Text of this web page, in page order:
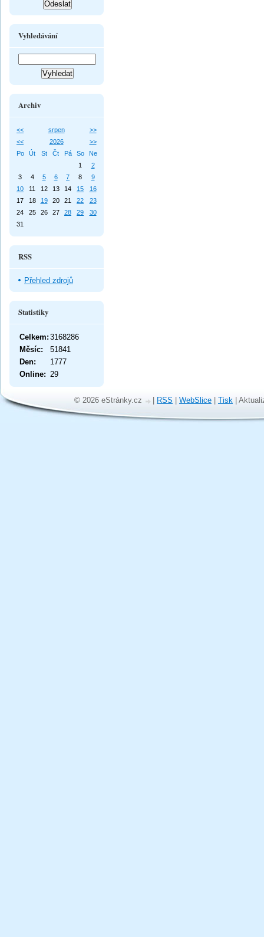
Vyhledávání
Archiv
<< srpen
>>
<<
2026
>>
Po
Út St Čt Pá So
Ne
1
2
3
4 5 6 7 8
9
10
11 12 13 14 15
16
17
18 19 20 21 22
23
24
25 26 27 28 29
30
31
RSS
Přehled zdrojů
Statistiky
Online: 29
Celkem: 3168286
Měsíc:
51841
Den:
1777
© 2026 eStránky.cz | RSS | WebSlice | Tisk |